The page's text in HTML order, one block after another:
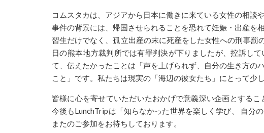
コムスタカは、アジアから日本に働きに来ている女性の相談
事件の背景には、帰国させられることを恐れて妊娠・出産を
習生だけでなく、孤立出産の末に死産をした女性への刑事
日の熊本地方裁判所では有罪判決が下りましたが、控訴して
て、伝えたかったことは「声を上げられず、自分の生き方の
こと」です。私たちは現実の「海辺の彼女たち」にとって少
皆様に心を寄せていただいたおかげで意義深い企画とするこ
今後もLunchTripは「知らなかった世界を楽しく学び、 自分
またのご参加をお待ちしております。